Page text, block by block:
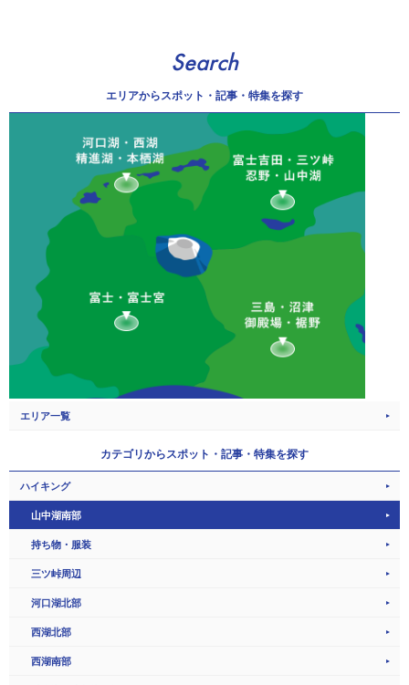
Search
エリアから スポット・記事・特集を探す
エリア一覧
カテゴリからスポット・記事・特集を探す
ハイキング
山中湖南部
持ち物・服装
三ツ峠周辺
河口湖北部
西湖北部
西湖南部